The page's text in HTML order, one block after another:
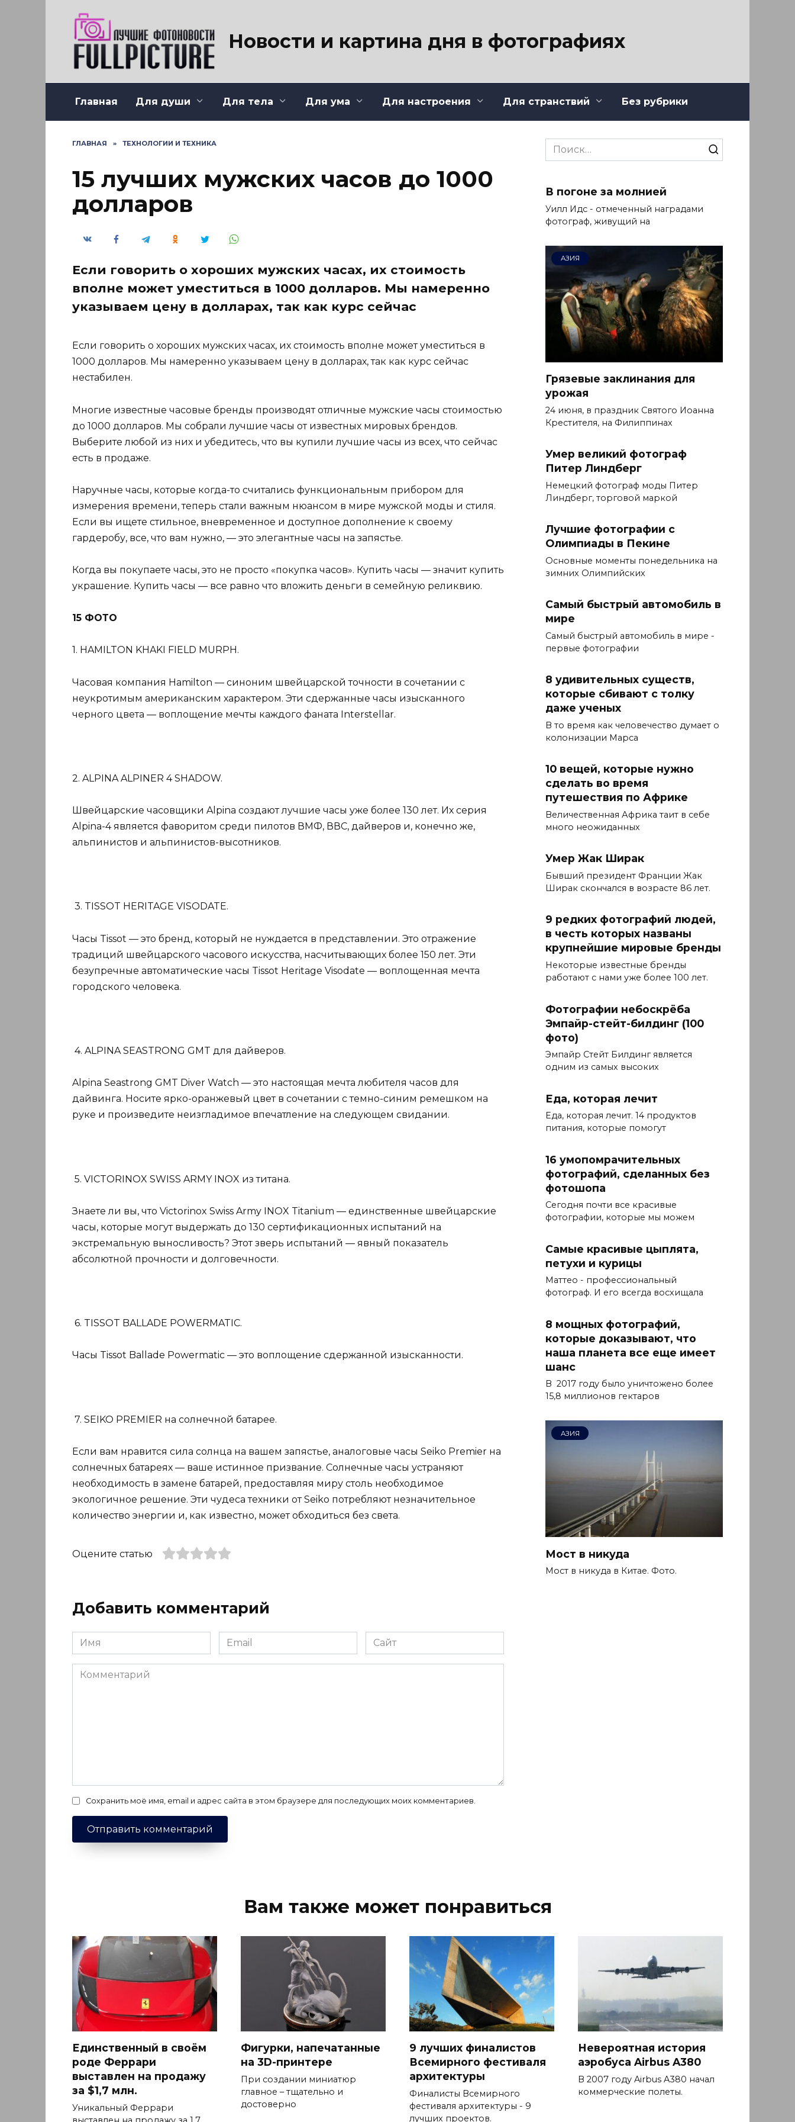
Новости и картина дня в фотографиях
Главная Для души Для тела Для ума Для настроения Для странствий Без рубрики
ГЛАВНАЯ » ТЕХНОЛОГИИ И ТЕХНИКА
15 лучших мужских часов до 1000
долларов
Если говорить о хороших мужских часах, их стоимость
вполне может уместиться в 1000 долларов. Мы намеренно
указываем цену в долларах, так как курс сейчас
Если говорить о хороших мужских часах, их стоимость вполне может уместиться в
1000 долларов. Мы намеренно указываем цену в долларах, так как курс сейчас
нестабилен.
Многие известные часовые бренды производят отличные мужские часы стоимостью
до 1000 долларов. Мы собрали лучшие часы от известных мировых брендов.
Выберите любой из них и убедитесь, что вы купили лучшие часы из всех, что сейчас
есть в продаже.
Наручные часы, которые когда-то считались функциональным прибором для
измерения времени, теперь стали важным нюансом в мире мужской моды и стиля.
Если вы ищете стильное, вневременное и доступное дополнение к своему
гардеробу, все, что вам нужно, — это элегантные часы на запястье.
Когда вы покупаете часы, это не просто «покупка часов». Купить часы — значит купить
украшение. Купить часы — все равно что вложить деньги в семейную реликвию.
15 ФОТО
1. HAMILTON KHAKI FIELD MURPH.
Часовая компания Hamilton — синоним швейцарской точности в сочетании с
неукротимым американским характером. Эти сдержанные часы изысканного
черного цвета — воплощение мечты каждого фаната Interstellar.
2. ALPINA ALPINER 4 SHADOW.
Швейцарские часовщики Alpina создают лучшие часы уже более 130 лет. Их серия
Alpina-4 является фаворитом среди пилотов ВМФ, ВВС, дайверов и, конечно же,
альпинистов и альпинистов-высотников.
3. TISSOT HERITAGE VISODATE.
Часы Tissot — это бренд, который не нуждается в представлении. Это отражение
традиций швейцарского часового искусства, насчитывающих более 150 лет. Эти
безупречные автоматические часы Tissot Heritage Visodate — воплощенная мечта
городского человека.
4. ALPINA SEASTRONG GMT для дайверов.
Alpina Seastrong GMT Diver Watch — это настоящая мечта любителя часов для
дайвинга. Носите ярко-оранжевый цвет в сочетании с темно-синим ремешком на
руке и произведите неизгладимое впечатление на следующем свидании.
5. VICTORINOX SWISS ARMY INOX из титана.
Знаете ли вы, что Victorinox Swiss Army INOX Titanium — единственные швейцарские
часы, которые могут выдержать до 130 сертификационных испытаний на
экстремальную выносливость? Этот зверь испытаний — явный показатель
абсолютной прочности и долговечности.
6. TISSOT BALLADE POWERMATIC.
Часы Tissot Ballade Powermatic — это воплощение сдержанной изысканности.
7. SEIKO PREMIER на солнечной батарее.
Если вам нравится сила солнца на вашем запястье, аналоговые часы Seiko Premier на
солнечных батареях — ваше истинное призвание. Солнечные часы устраняют
необходимость в замене батарей, предоставляя миру столь необходимое
экологичное решение. Эти чудеса техники от Seiko потребляют незначительное
количество энергии и, как известно, может обходиться без света.
Оцените статью
Добавить комментарий
Имя
*
Email
*
Сайт
Комментарий
Сохранить моё имя, email и адрес сайта в этом браузере для последующих моих комментариев.
Search
for:
В погоне за молнией
Уилл Идс - отмеченный наградами
фотограф, живущий на
АЗИЯ
Грязевые заклинания для
урожая
24 июня, в праздник Святого Иоанна
Крестителя, на Филиппинах
Умер великий фотограф
Питер Линдберг
Немецкий фотограф моды Питер
Линдберг, торговой маркой
Лучшие фотографии с
Олимпиады в Пекине
Основные моменты понедельника на
зимних Олимпийских
Самый быстрый автомобиль в
мире
Самый быстрый автомобиль в мире -
первые фотографии
8 удивительных существ,
которые сбивают с толку
даже ученых
В то время как человечество думает о
колонизации Марса
10 вещей, которые нужно
сделать во время
путешествия по Африке
Величественная Африка таит в себе
много неожиданных
Умер Жак Ширак
Бывший президент Франции Жак
Ширак скончался в возрасте 86 лет.
9 редких фотографий людей,
в честь которых названы
крупнейшие мировые бренды
Некоторые известные бренды
работают с нами уже более 100 лет.
Фотографии небоскрёба
Эмпайр-стейт-билдинг (100
фото)
Эмпайр Стейт Билдинг является
одним из самых высоких
Еда, которая лечит
Еда, которая лечит. 14 продуктов
питания, которые помогут
16 умопомрачительных
фотографий, сделанных без
фотошопа
Сегодня почти все красивые
фотографии, которые мы можем
Самые красивые цыплята,
петухи и курицы
Маттео - профессиональный
фотограф. И его всегда восхищала
8 мощных фотографий,
которые доказывают, что
наша планета все еще имеет
шанс
В 2017 году было уничтожено более
15,8 миллионов гектаров
АЗИЯ
Мост в никуда
Мост в никуда в Китае. Фото.
Вам также может понравиться
Единственный в своём
роде Феррари
выставлен на продажу
за $1,7 млн.
Уникальный Феррари
Фигурки, напечатанные
на 3D-принтере
При создании миниатюр
главное – тщательно и
достоверно
9 лучших финалистов
Всемирного фестиваля
архитектуры
Финалисты Всемирного
фестиваля архитектуры - 9
лучших проектов.
Невероятная история
аэробуса Airbus A380
В 2007 году Airbus A380 начал
коммерческие полеты.